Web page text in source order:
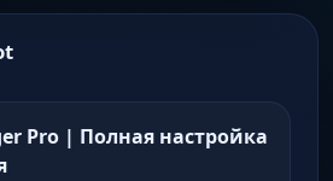
Pro | Полная настройка